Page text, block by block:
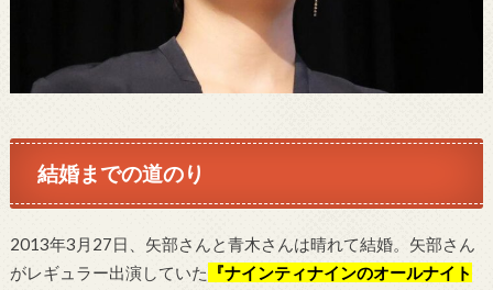
結婚までの道のり
2013年3月27日、矢部さんと青木さんは晴れて結婚。矢部さん
がレギュラー出演していた
『ナインティナインのオールナイト